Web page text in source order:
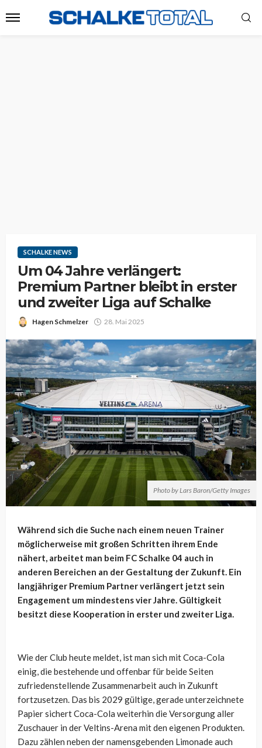
SCHALKE NEWS
Um 04 Jahre verlängert:
Premium Partner bleibt in erster
und zweiter Liga auf Schalke
Hagen Schmelzer 28. Mai 2025
Photo by Lars Baron/Getty Images
Während sich die Suche nach einem neuen Trainer
möglicherweise mit großen Schritten ihrem Ende
nähert, arbeitet man beim FC Schalke 04 auch in
anderen Bereichen an der Gestaltung der Zukunft. Ein
langjähriger Premium Partner verlängert jetzt sein
Engagement um mindestens vier Jahre. Gültigkeit
besitzt diese Kooperation in erster und zweiter Liga.
Wie der Club heute meldet, ist man sich mit Coca-Cola
einig, die bestehende und offenbar für beide Seiten
zufriedenstellende Zusammenarbeit auch in Zukunft
fortzusetzen. Das bis 2029 gültige, gerade unterzeichnete
Papier sichert Coca-Cola weiterhin die Versorgung aller
Zuschauer in der Veltins-Arena mit den eigenen Produkten.
Dazu zählen neben der namensgebenden Limonade auch